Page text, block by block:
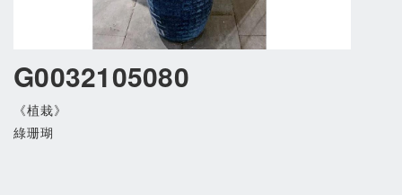
G0032105080
《植栽》
綠珊瑚